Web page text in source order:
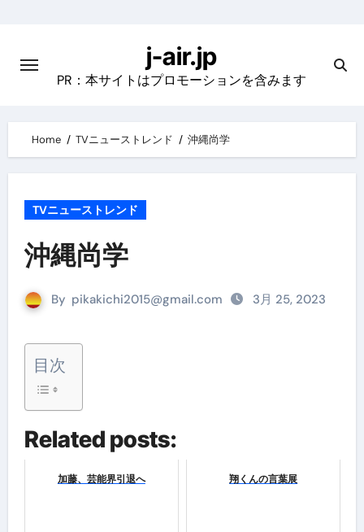
content
j-air.jp
PR：本サイトはプロモーションを含みます
Home TVニューストレンド 沖縄尚学
TVニューストレンド
沖縄尚学
By pikakichi2015@gmail.com 3月 25, 2023
目次
Related posts:
加藤、芸能界引退へ 翔くんの言葉展